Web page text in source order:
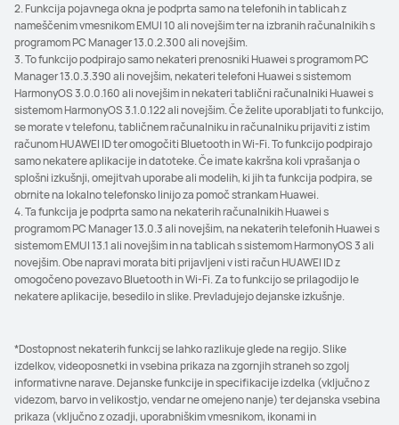
2. Funkcija pojavnega okna je podprta samo na telefonih in tablicah z
nameščenim vmesnikom EMUI 10 ali novejšim ter na izbranih računalnikih s
programom PC Manager 13.0.2.300 ali novejšim.
3. To funkcijo podpirajo samo nekateri prenosniki Huawei s programom PC
Manager 13.0.3.390 ali novejšim, nekateri telefoni Huawei s sistemom
HarmonyOS 3.0.0.160 ali novejšim in nekateri tablični računalniki Huawei s
sistemom HarmonyOS 3.1.0.122 ali novejšim. Če želite uporabljati to funkcijo,
se morate v telefonu, tabličnem računalniku in računalniku prijaviti z istim
računom HUAWEI ID ter omogočiti Bluetooth in Wi-Fi. To funkcijo podpirajo
samo nekatere aplikacije in datoteke. Če imate kakršna koli vprašanja o
splošni izkušnji, omejitvah uporabe ali modelih, ki jih ta funkcija podpira, se
obrnite na lokalno telefonsko linijo za pomoč strankam Huawei.
4. Ta funkcija je podprta samo na nekaterih računalnikih Huawei s
programom PC Manager 13.0.3 ali novejšim, na nekaterih telefonih Huawei s
sistemom EMUI 13.1 ali novejšim in na tablicah s sistemom HarmonyOS 3 ali
novejšim. Obe napravi morata biti prijavljeni v isti račun HUAWEI ID z
omogočeno povezavo Bluetooth in Wi-Fi. Za to funkcijo se prilagodijo le
nekatere aplikacije, besedilo in slike. Prevladujejo dejanske izkušnje.
*Dostopnost nekaterih funkcij se lahko razlikuje glede na regijo. Slike
izdelkov, videoposnetki in vsebina prikaza na zgornjih straneh so zgolj
informativne narave. Dejanske funkcije in specifikacije izdelka (vključno z
videzom, barvo in velikostjo, vendar ne omejeno nanje) ter dejanska vsebina
prikaza (vključno z ozadji, uporabniškim vmesnikom, ikonami in